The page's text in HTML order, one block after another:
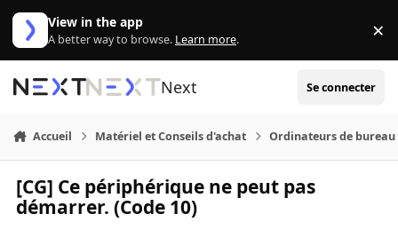
Aller au contenu
View in the app
A better way to browse. Learn more. ×
Next Se connecter
Accueil Matériel et Conseils d'achat Ordinateurs de bureau
[CG] Ce périphérique ne peut pas
démarrer. (Code 10)